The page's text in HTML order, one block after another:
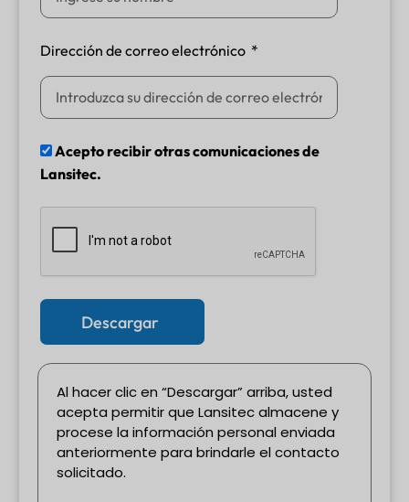
Dirección de correo electrónico
Acepto recibir otras comunicaciones de
Lansitec.
Descargar
Al hacer clic en “Descargar” arriba, usted
acepta permitir que Lansitec almacene y
procese la información personal enviada
anteriormente para brindarle el contacto
solicitado.